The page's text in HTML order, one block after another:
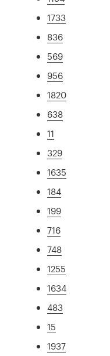
1733
836
569
956
1820
638
11
329
1635
184
199
716
748
1255
1634
483
15
1937